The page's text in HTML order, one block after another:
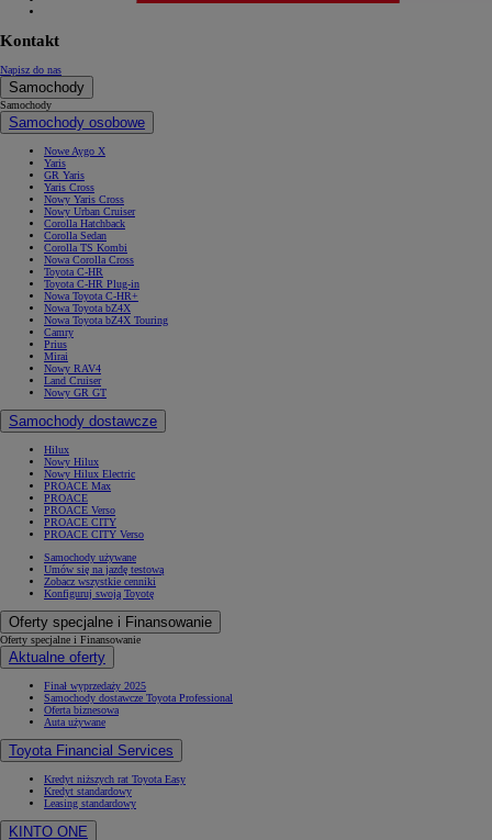
Kontakt
Napisz do nas
Samochody
Samochody
Samochody osobowe
Nowe Aygo X
Yaris
GR Yaris
Yaris Cross
Nowy Yaris Cross
Nowy Urban Cruiser
Corolla Hatchback
Corolla Sedan
Corolla TS Kombi
Nowa Corolla Cross
Toyota C-HR
Toyota C-HR Plug-in
Nowa Toyota C-HR+
Nowa Toyota bZ4X
Nowa Toyota bZ4X Touring
Camry
Prius
Mirai
Nowy RAV4
Land Cruiser
Nowy GR GT
Samochody dostawcze
Hilux
Nowy Hilux
Nowy Hilux Electric
PROACE Max
PROACE
PROACE Verso
PROACE CITY
PROACE CITY Verso
Samochody używane
Umów się na jazdę testową
Zobacz wszystkie cenniki
Konfiguruj swoją Toyotę
Oferty specjalne i Finansowanie
Oferty specjalne i Finansowanie
Aktualne oferty
Finał wyprzedaży 2025
Samochody dostawcze Toyota Professional
Oferta biznesowa
Auta używane
Toyota Financial Services
Kredyt niższych rat Toyota Easy
Kredyt standardowy
Leasing standardowy
KINTO ONE